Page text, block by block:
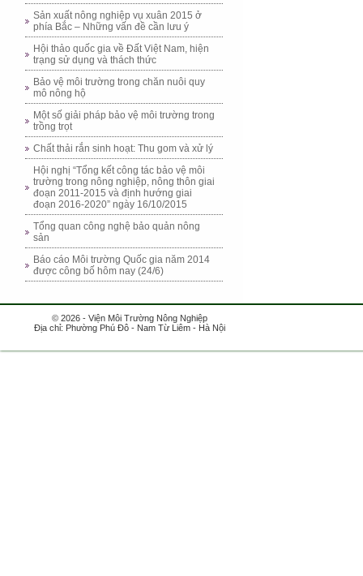
Sản xuất nông nghiệp vụ xuân 2015 ở
phía Bắc – Những vấn đề cần lưu ý
Hội thảo quốc gia về Đất Việt Nam, hiện
trạng sử dụng và thách thức
Bảo vệ môi trường trong chăn nuôi quy
mô nông hộ
Một số giải pháp bảo vệ môi trường trong
trồng trọt
Chất thải rắn sinh hoạt: Thu gom và xử lý
Hội nghị “Tổng kết công tác bảo vệ môi
trường trong nông nghiệp, nông thôn giai
đoạn 2011-2015 và định hướng giai
đoạn 2016-2020” ngày 16/10/2015
Tổng quan công nghệ bảo quản nông
sản
Báo cáo Môi trường Quốc gia năm 2014
được công bố hôm nay (24/6)
© 2026 - Viện Môi Trường Nông Nghiệp
Địa chỉ: Phường Phú Đô - Nam Từ Liêm - Hà Nội